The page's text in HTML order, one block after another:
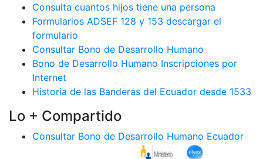
Consulta cuantos hijos tiene una persona
Formularios ADSEF 128 y 153 descargar el
formulario
Consultar Bono de Desarrollo Humano
Bono de Desarrollo Humano Inscripciones por
Internet
Historia de las Banderas del Ecuador desde 1533
Lo + Compartido
Consultar Bono de Desarrollo Humano Ecuador